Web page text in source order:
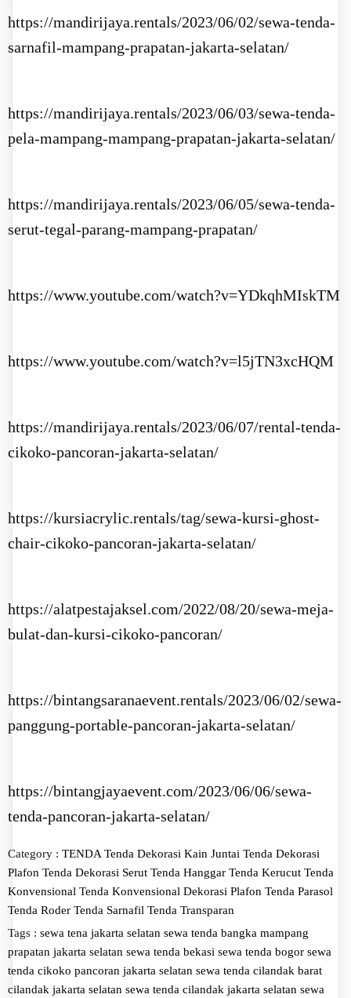
https://mandirijaya.rentals/2023/06/02/sewa-tenda-
sarnafil-mampang-prapatan-jakarta-selatan/
https://mandirijaya.rentals/2023/06/03/sewa-tenda-
pela-mampang-mampang-prapatan-jakarta-selatan/
https://mandirijaya.rentals/2023/06/05/sewa-tenda-
serut-tegal-parang-mampang-prapatan/
https://www.youtube.com/watch?v=YDkqhMIskTM
https://www.youtube.com/watch?v=l5jTN3xcHQM
https://mandirijaya.rentals/2023/06/07/rental-tenda-
cikoko-pancoran-jakarta-selatan/
https://kursiacrylic.rentals/tag/sewa-kursi-ghost-
chair-cikoko-pancoran-jakarta-selatan/
https://alatpestajaksel.com/2022/08/20/sewa-meja-
bulat-dan-kursi-cikoko-pancoran/
https://bintangsaranaevent.rentals/2023/06/02/sewa-
panggung-portable-pancoran-jakarta-selatan/
https://bintangjayaevent.com/2023/06/06/sewa-
tenda-pancoran-jakarta-selatan/
Category : TENDA Tenda Dekorasi Kain Juntai Tenda Dekorasi
Plafon Tenda Dekorasi Serut Tenda Hanggar Tenda Kerucut Tenda
Konvensional Tenda Konvensional Dekorasi Plafon Tenda Parasol
Tenda Roder Tenda Sarnafil Tenda Transparan
Tags : sewa tena jakarta selatan sewa tenda bangka mampang
prapatan jakarta selatan sewa tenda bekasi sewa tenda bogor sewa
tenda cikoko pancoran jakarta selatan sewa tenda cilandak barat
cilandak jakarta selatan sewa tenda cilandak jakarta selatan sewa